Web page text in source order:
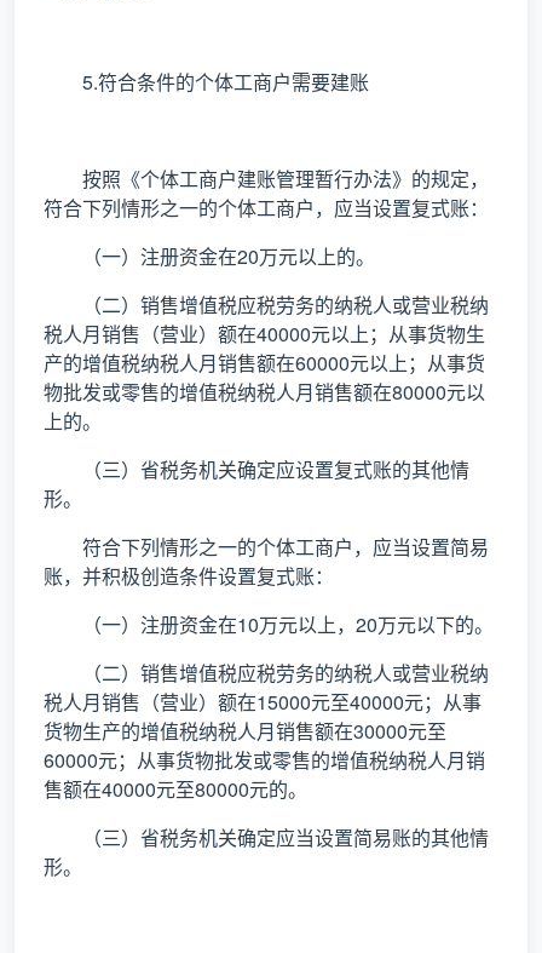
5.符合条件的个体工商户需要建账
按照《个体工商户建账管理暂行办法》的规定，
符合下列情形之一的个体工商户，应当设置复式账：
（一）注册资金在20万元以上的。
（二）销售增值税应税劳务的纳税人或营业税纳
税人月销售（营业）额在40000元以上；从事货物生
产的增值税纳税人月销售额在60000元以上；从事货
物批发或零售的增值税纳税人月销售额在80000元以
上的。
（三）省税务机关确定应设置复式账的其他情
形。
符合下列情形之一的个体工商户，应当设置简易
账，并积极创造条件设置复式账：
（一）注册资金在10万元以上，20万元以下的。
（二）销售增值税应税劳务的纳税人或营业税纳
税人月销售（营业）额在15000元至40000元；从事
货物生产的增值税纳税人月销售额在30000元至
60000元；从事货物批发或零售的增值税纳税人月销
售额在40000元至80000元的。
（三）省税务机关确定应当设置简易账的其他情
形。